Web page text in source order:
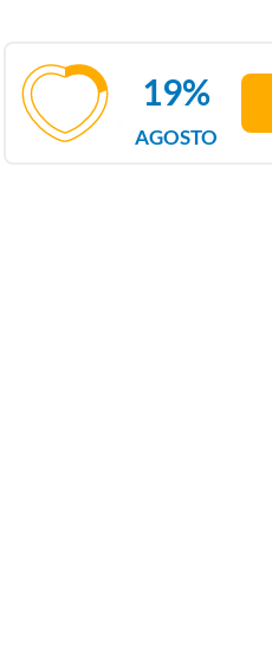
AGOSTO
19%